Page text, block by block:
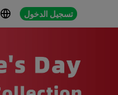
 تسجيل الدخول